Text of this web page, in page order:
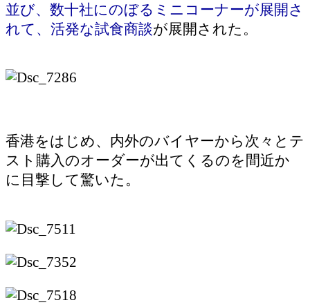
並び、数十社にのぼるミニコーナーが展開さ
れて、活発な試食商談が展開された。
香港をはじめ、内外のバイヤーから次々とテ
スト購入のオーダーが出てくるのを間近か
に目撃して驚いた。